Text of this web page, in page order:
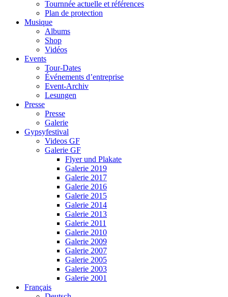
Tournnée actuelle et références
Plan de protection
Musique
Albums
Shop
Vidéos
Events
Tour-Dates
Événements d’entreprise
Event-Archiv
Lesungen
Presse
Presse
Galerie
Gypsyfestival
Videos GF
Galerie GF
Flyer und Plakate
Galerie 2019
Galerie 2017
Galerie 2016
Galerie 2015
Galerie 2014
Galerie 2013
Galerie 2011
Galerie 2010
Galerie 2009
Galerie 2007
Galerie 2005
Galerie 2003
Galerie 2001
Français